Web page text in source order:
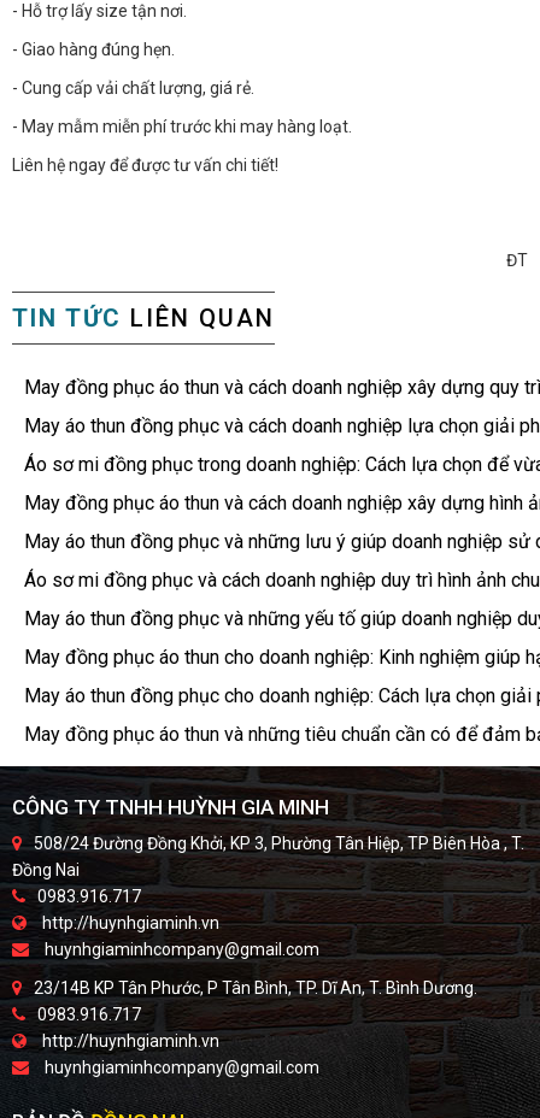
- Hỗ trợ lấy size tận nơi.
- Giao hàng đúng hẹn.
- Cung cấp vải chất lượng, giá rẻ.
- May mẫm miễn phí trước khi may hàng loạt.
Liên hệ ngay để được tư vấn chi tiết!
ĐT
TIN TỨC LIÊN QUAN
May đồng phục áo thun và cách doanh nghiệp xây dựng quy
May áo thun đồng phục và cách doanh nghiệp lựa chọn giải
Áo sơ mi đồng phục trong doanh nghiệp: Cách lựa chọn để
May đồng phục áo thun và cách doanh nghiệp xây dựng hình
May áo thun đồng phục và những lưu ý giúp doanh nghiệp sử
Áo sơ mi đồng phục và cách doanh nghiệp duy trì hình ảnh
May áo thun đồng phục và những yếu tố giúp doanh nghiệp
May đồng phục áo thun cho doanh nghiệp: Kinh nghiệm giúp
May áo thun đồng phục cho doanh nghiệp: Cách lựa chọn
May đồng phục áo thun và những tiêu chuẩn cần có để đảm
CÔNG TY TNHH HUỲNH GIA MINH
508/24 Đường Đồng Khởi, KP 3, Phường Tân Hiệp, TP Biên Hòa , T.
Đồng Nai
0983.916.717
http://huynhgiaminh.vn
huynhgiaminhcompany@gmail.com
23/14B KP Tân Phước, P Tân Bình, TP. Dĩ An, T. Bình Dương.
0983.916.717
http://huynhgiaminh.vn
huynhgiaminhcompany@gmail.com